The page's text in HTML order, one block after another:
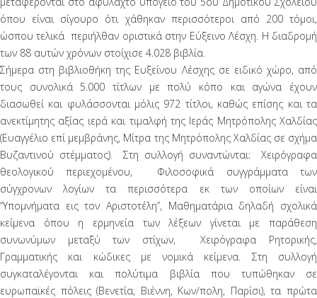
όπου είναι σίγουρο ότι χάθηκαν περισσότεροι από 200 τόμοι,
ώσπου τελικά περιήλθαν οριστικά στην Εύξεινο Λέσχη. Η διαδρομή
των 88 αυτών χρόνων στοίχισε 4.028 βιβλία.
Σήμερα στη βιβλιοθήκη της Ευξείνου Λέσχης σε ειδικό χώρο, από
τους συνολικά 5.000 τίτλων με πολύ κόπο και αγώνα έχουν
διασωθεί και φυλάσσονται μόλις 972 τίτλοι, καθώς επίσης και τα
ανεκτίμητης αξίας ιερά και τιμαλφή της Ιεράς Μητρόπολης Χαλδίας
(Ευαγγέλιο επί μεμβράνης, Μίτρα της Μητρόπολης Χαλδίας σε σχήμα
Βυζαντινού στέμματος). Στη συλλογή συναντώνται: Χειρόγραφα
θεολογικού περιεχομένου, Φιλοσοφικά συγγράμματα των
σύγχρονων λογίων τα περισσότερα εκ των οποίων είναι
“Υπομνήματα εις τον Αριστοτέλη”, Μαθηματάρια δηλαδή σχολικά
κείμενα όπου η ερμηνεία των λέξεων γίνεται με παράθεση
συνωνύμων μεταξύ των στίχων, Χειρόγραφα Ρητορικής,
Γραμματικής και κώδικες με νομικά κείμενα. Στη συλλογή
συγκαταλέγονται και πολύτιμα βιβλία που τυπώθηκαν σε
ευρωπαϊκές πόλεις (Βενετία, Βιέννη, Κων/πολη, Παρίσι), τα πρώτα